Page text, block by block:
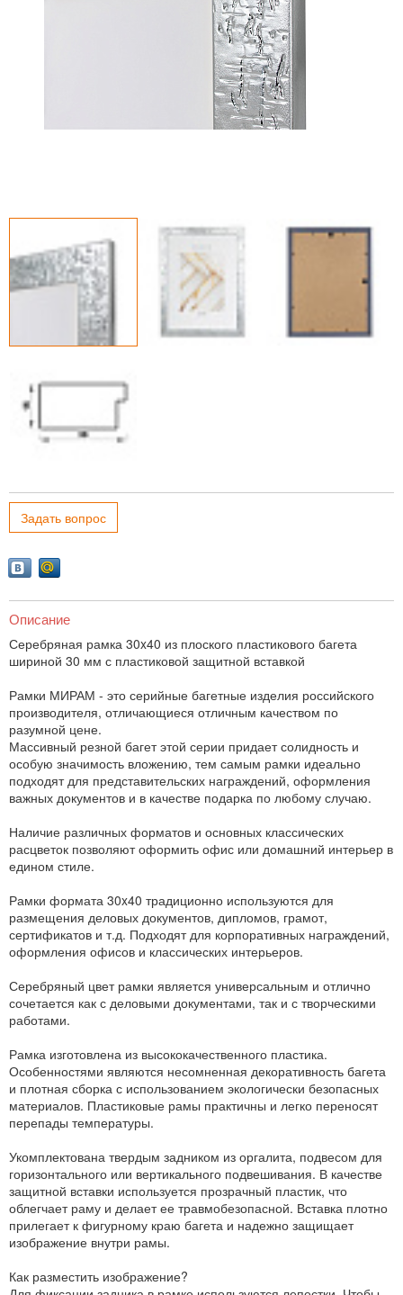
Задать вопрос
Описание
Серебряная рамка 30x40 из плоского пластикового багета
шириной 30 мм с пластиковой защитной вставкой
Рамки МИРАМ - это серийные багетные изделия российского
производителя, отличающиеся отличным качеством по
разумной цене.
Массивный резной багет этой серии придает солидность и
особую значимость вложению, тем самым рамки идеально
подходят для представительских награждений, оформления
важных документов и в качестве подарка по любому случаю.
Наличие различных форматов и основных классических
расцветок позволяют оформить офис или домашний интерьер в
едином стиле.
Рамки формата 30x40 традиционно используются для
размещения деловых документов, дипломов, грамот,
сертификатов и т.д. Подходят для корпоративных награждений,
оформления офисов и классических интерьеров.
Серебряный цвет рамки является универсальным и отлично
сочетается как с деловыми документами, так и с творческими
работами.
Рамка изготовлена из высококачественного пластика.
Особенностями являются несомненная декоративность багета
и плотная сборка с использованием экологически безопасных
материалов. Пластиковые рамы практичны и легко переносят
перепады температуры.
Укомплектована твердым задником из оргалита, подвесом для
горизонтального или вертикального подвешивания. В качестве
защитной вставки используется прозрачный пластик, что
облегчает раму и делает ее травмобезопасной. Вставка плотно
прилегает к фигурному краю багета и надежно защищает
изображение внутри рамы.
Как разместить изображение?